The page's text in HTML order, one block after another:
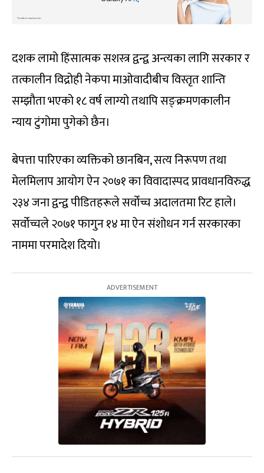
दशक लामो हिंसात्मक सशस्त्र द्वन्द्व अन्त्यका लागि सरकार र
तत्कालीन विद्रोही नेकपा माओवादीबीच विस्तृत शान्ति
सम्झौता भएको १८ वर्ष लाग्यो तथापि सङ्क्रमणकालीन
न्याय टुंगोमा पुगेको छैन।
बेपत्ता पारिएका व्यक्तिको छानबिन, सत्य निरूपण तथा
मेलमिलाप आयोग ऐन २०७१ का विवादास्पद प्रावधानविरुद्ध
२३४ जना द्वन्द्व पीडितहरूले सर्वोच्च अदालतमा रिट हाले।
सर्वोच्चले २०७१ फागुन १४ मा ऐन संशोधन गर्न सरकारका
नाममा परमादेश दियो।